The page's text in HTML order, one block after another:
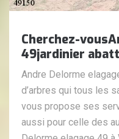
Cherchez-
49jardinier
Andre Delorme
d’arbres qui tous les
vous propose ses
aussi pour celle des